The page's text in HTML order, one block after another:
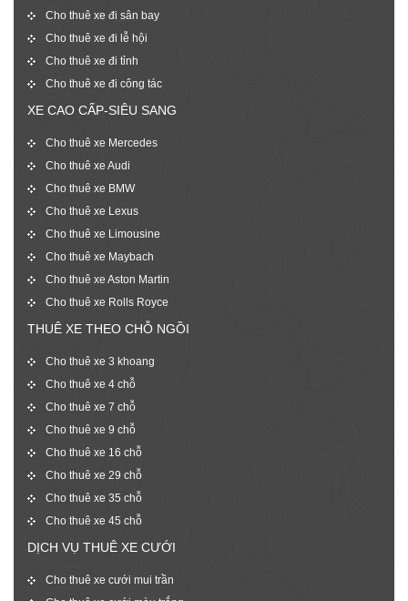
Cho thuê xe đi sân bay
Cho thuê xe đi lễ hội
Cho thuê xe đi tỉnh
Cho thuê xe đi công tác
XE CAO CẤP-SIÊU SANG
Cho thuê xe Mercedes
Cho thuê xe Audi
Cho thuê xe BMW
Cho thuê xe Lexus
Cho thuê xe Limousine
Cho thuê xe Maybach
Cho thuê xe Aston Martin
Cho thuê xe Rolls Royce
THUÊ XE THEO CHỖ NGỒI
Cho thuê xe 3 khoang
Cho thuê xe 4 chỗ
Cho thuê xe 7 chỗ
Cho thuê xe 9 chỗ
Cho thuê xe 16 chỗ
Cho thuê xe 29 chỗ
Cho thuê xe 35 chỗ
Cho thuê xe 45 chỗ
DỊCH VỤ THUÊ XE CƯỚI
Cho thuê xe cưới mui trần